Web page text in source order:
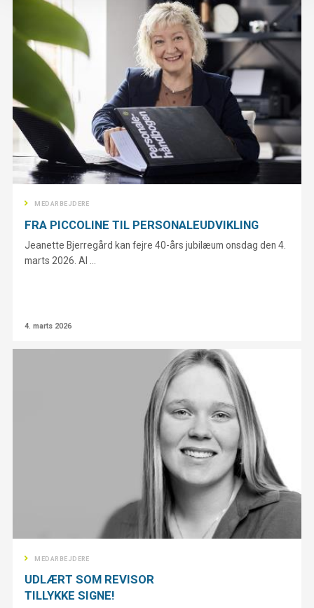
MEDARBEJDERE
FRA PICCOLINE TIL PERSONALEUDVIKLING
Jeanette Bjerregård kan fejre 40-års jubilæum onsdag den 4.
marts 2026. Al ...
4. marts 2026
MEDARBEJDERE
UDLÆRT SOM REVISOR
TILLYKKE SIGNE!